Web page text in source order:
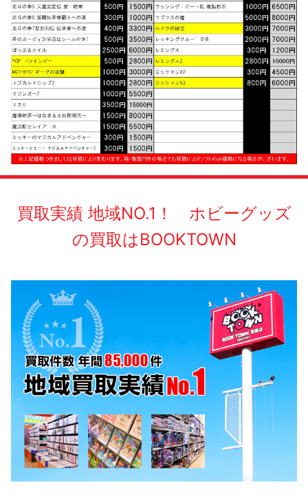
買取実績 地域NO.1！ ホビーグッズ
の買取はBOOKTOWN